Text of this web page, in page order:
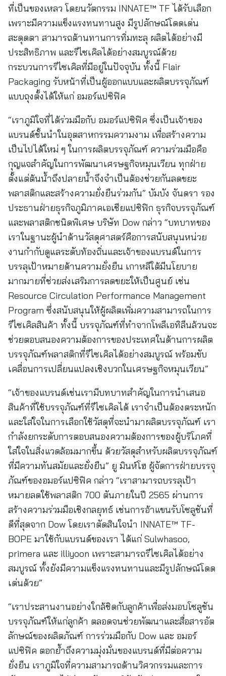
ที่เป็นของเหลว โดยนวัตกรรม INNATE™ TF ได้รับเลือก
เพราะมีความแข็งแรงทนทานสูง มีรูปลักษณ์โดดเด่น
สะดุดตา สามารถต้านทานการทิ่มทะลุ ผลิตได้อย่างมี
ประสิทธิภาพ และรีไซเคิลได้อย่างสมบูรณ์ด้วย
กระบวนการรีไซเคิลที่มีอยู่ในปัจจุบัน ทั้งนี้ Flair
Packaging รับหน้าที่เป็นผู้ออกแบบและผลิตบรรจุภัณฑ์
แบบถุงตั้งได้ให้แก่ อมอร์แปซิฟิค
“เราภูมิใจที่ได้ร่วมมือกับ อมอร์แปซิฟิค ซึ่งเป็นเจ้าของ
แบรนด์ชั้นนำในอุตสาหกรรมความงาม เพื่อสร้างความ
เป็นไปได้ใหม่ ๆ ในการผลิตบรรจุภัณฑ์ ความร่วมมือคือ
กุญแจสำคัญในการพัฒนาเศรษฐกิจหมุนเวียน ทุกฝ่าย
ตั้งแต่ต้นน้ำถึงปลายน้ำจึงจำเป็นต้องช่วยกันลดขยะ
พลาสติกและสร้างความยั่งยืนร่วมกัน” บัมบัง จันดรา รอง
ประธานฝ่ายธุรกิจภูมิภาคเอเชียแปซิฟิก ธุรกิจบรรจุภัณฑ์
และพลาสติกชนิดพิเศษ บริษัท Dow กล่าว “บทบาทของ
เราในฐานะผู้นำด้านวัสดุศาสตร์คือการสนับสนุนหน่วย
งานกำกับดูแลระดับท้องถิ่นและเจ้าของแบรนด์ในการ
บรรลุเป้าหมายด้านความยั่งยืน เกาหลีใต้มีนโยบาย
มากมายที่ช่วยส่งเสริมการลดขยะให้เป็นศูนย์ เช่น
Resource Circulation Performance Management
Program ซึ่งสนับสนุนให้ผู้ผลิตเพิ่มความสามารถในการ
รีไซเคิลสินค้า ทั้งนี้ บรรจุภัณฑ์ที่ทำจากโพลีเอทิลีนล้วนจะ
ช่วยตอบสนองความต้องการของประเทศในด้านการผลิต
บรรจุภัณฑ์พลาสติกที่รีไซเคิลได้อย่างสมบูรณ์ พร้อมขับ
เคลื่อนการเปลี่ยนแปลงเชิงบวกในเศรษฐกิจหมุนเวียน”
“เจ้าของแบรนด์เช่นเรามีบทบาทสำคัญในการนำเสนอ
สินค้าที่ใช้บรรจุภัณฑ์ที่รีไซเคิลได้ เราจำเป็นต้องตระหนัก
และใส่ใจในการเลือกใช้วัสดุที่จะนำมาผลิตบรรจุภัณฑ์ เรา
กำลังยกระดับการตอบสนองความต้องการของผู้บริโภคที่
ใส่ใจในสิ่งแวดล้อมมากขึ้น ด้วยวัสดุสำหรับผลิตบรรจุภัณฑ์
ที่มีความทันสมัยและยั่งยืน” ยู มินห์โฮ ผู้จัดการฝ่ายบรรจุ
ภัณฑ์ของอมอร์แปซิฟิค กล่าว “เราสามารถบรรลุเป้า
หมายลดใช้พลาสติก 700 ตันภายในปี 2565 ผ่านการ
สร้างความร่วมมือเชิงกลยุทธ์ เช่นการอ้าแขนรับโซลูชันที่
ดีที่สุดจาก Dow โดยเราตัดสินใจนำ INNATE™ TF-
BOPE มาใช้กับแบรนด์ของเรา ได้แก่ Sulwhasoo,
primera และ illiyoon เพราะสามารถรีไซเคิลได้อย่าง
สมบูรณ์ ทั้งยังมีความแข็งแรงทนทานและมีรูปลักษณ์โดด
เด่นด้วย”
“เราประสานงานอย่างใกล้ชิดกับลูกค้าเพื่อส่งมอบโซลูชัน
บรรจุภัณฑ์ให้แก่ลูกค้า ตลอดจนช่วยพัฒนาและสื่อสารอัต
ลักษณ์ของผลิตภัณฑ์ การร่วมมือกับ Dow และ อมอร์
แปซิฟิค ตอกย้ำถึงความมุ่งมั่นของแบรนด์ที่มีต่อความ
ยั่งยืน เราภูมิใจที่ความสามารถด้านวิศวกรรมและการ